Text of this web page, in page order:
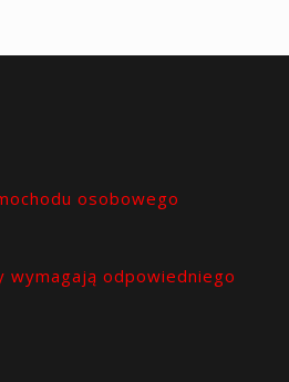
osobowego
wymagają odpowiedniego